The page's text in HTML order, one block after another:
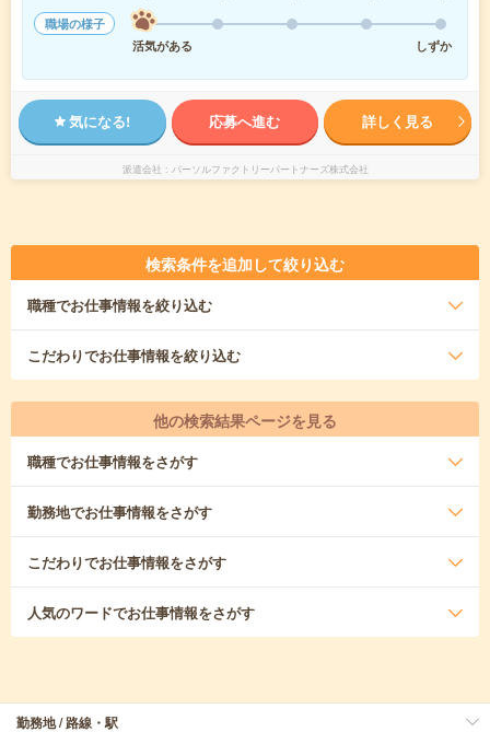
職場の様子
活気がある
しずか
気になる! 応募へ進む 詳しく見る
派遣会社 パーソルファクトリーパートナーズ株式会社
検索条件を追加して絞り込む
職種でお仕事情報を絞り込む
こだわりでお仕事情報を絞り込む
他の検索結果ページを見る
職種でお仕事情報をさがす
勤務地でお仕事情報をさがす
こだわりでお仕事情報をさがす
人気のワードでお仕事情報をさがす
勤務地 / 路線・駅